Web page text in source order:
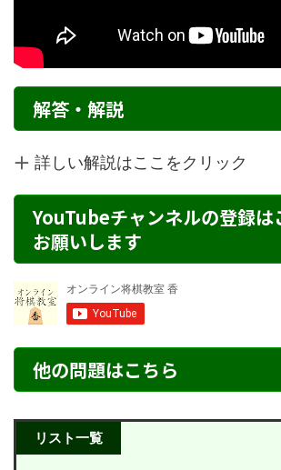
解答・解説
詳しい解説はここをクリック
YouTubeチャンネルの登録は
お願いします
他の問題はこちら
リスト一覧